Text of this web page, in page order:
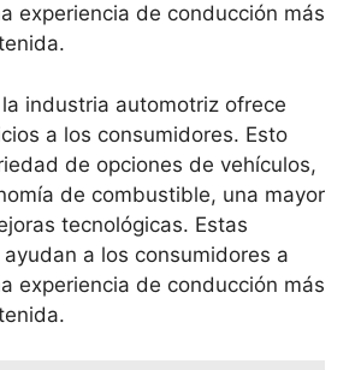
experiencia de conducción más
industria automotriz ofrece
a los consumidores. Esto
de opciones de vehículos,
de combustible, una mayor
tecnológicas. Estas
a los consumidores a
experiencia de conducción más